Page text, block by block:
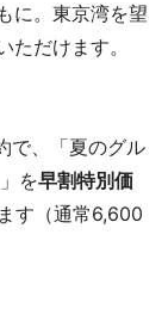
に。東京湾を望
だけます。
で、「夏のグル
を早割特別価
す（通常6,600